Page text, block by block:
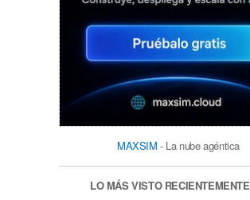
MAXSIM - La nube agéntica
LO MÁS VISTO RECIENTEMENTE